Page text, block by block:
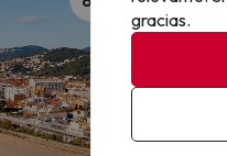
la
8
gracias.